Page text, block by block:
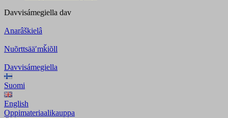
Davvisámegiella dav
Anarâškielâ
Nuõrttsääʹmǩiõll
Davvisámegiella
Suomi
English
Oppimateriaalikauppa